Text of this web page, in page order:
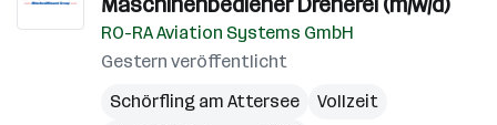
RO-RA Aviation Systems GmbH
Gestern veröffentlicht
Schörfling am Attersee
Vollzeit